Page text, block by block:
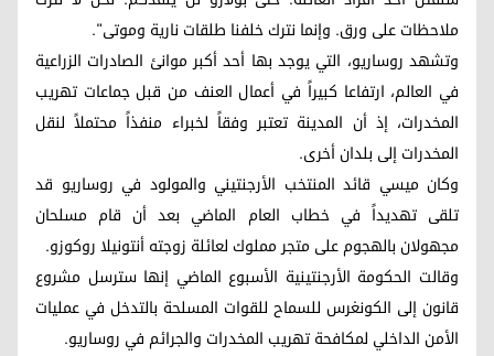
ملاحظات على ورق. وإنما نترك خلفنا طلقات نارية وموتى".
وتشهد روساريو، التي يوجد بها أحد أكبر موانئ الصادرات الزراعية
في العالم، ارتفاعا كبيراً في أعمال العنف من قبل جماعات تهريب
المخدرات، إذ أن المدينة تعتبر وفقاً لخبراء منفذاً محتملاً لنقل
المخدرات إلى بلدان أخرى.
وكان ميسي قائد المنتخب الأرجنتيني والمولود في روساريو قد
تلقى تهديداً في خطاب العام الماضي بعد أن قام مسلحان
مجهولان بالهجوم على متجر مملوك لعائلة زوجته أنتونيلا روكوزو.
وقالت الحكومة الأرجنتينية الأسبوع الماضي إنها سترسل مشروع
قانون إلى الكونغرس للسماح للقوات المسلحة بالتدخل في عمليات
الأمن الداخلي لمكافحة تهريب المخدرات والجرائم في روساريو.